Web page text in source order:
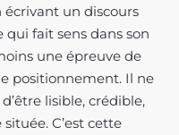
un discours
qui fait sens dans son
une épreuve de
positionnement. Il ne
lisible, crédible,
C’est cette